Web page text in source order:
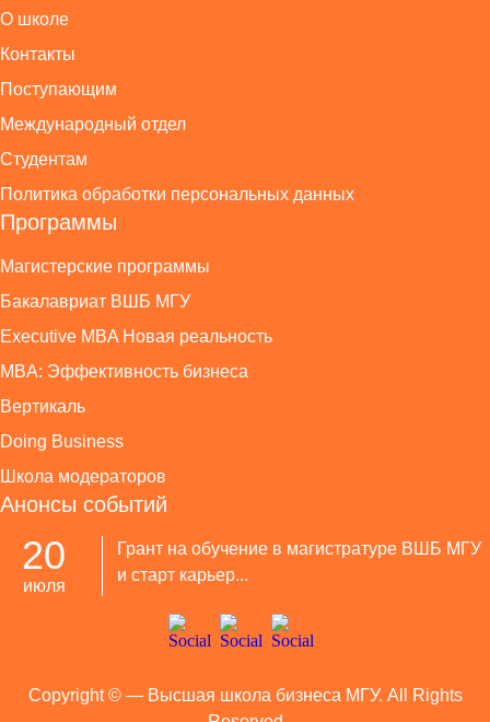
О школе
Контакты
Поступающим
Международный отдел
Студентам
Политика обработки персональных данных
Программы
Магистерские программы
Бакалавриат ВШБ МГУ
Executive MBA Новая реальность
MBA: Эффективность бизнеса
Вертикаль
Doing Business
Школа модераторов
Анонсы событий
20
июля
Грант на обучение в магистратуре ВШБ МГУ
и старт карьер...
Copyright © — Высшая школа бизнеса МГУ. All Rights